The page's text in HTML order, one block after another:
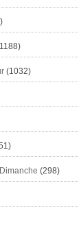
(1032)
(298)